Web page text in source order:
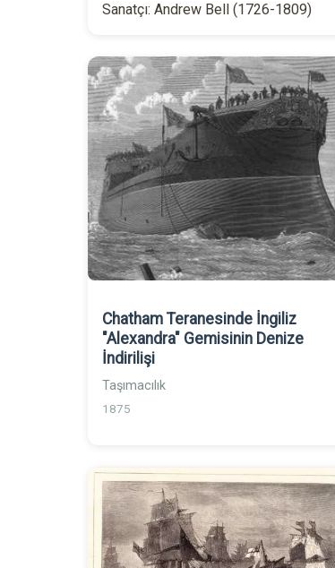
Sanatçı: Andrew Bell (1726-1809)
Chatham Teranesinde İngiliz
"Alexandra" Gemisinin Denize
İndirilişi
Taşımacılık
1875